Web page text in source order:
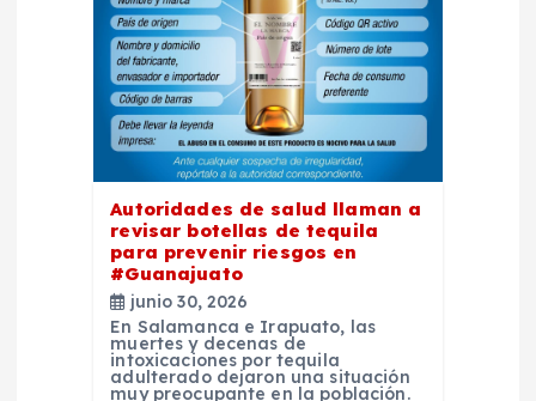
Autoridades de salud llaman a
revisar botellas de tequila
para prevenir riesgos en
#Guanajuato
junio 30, 2026
En Salamanca e Irapuato, las
muertes y decenas de
intoxicaciones por tequila
adulterado dejaron una situación
muy preocupante en la población.